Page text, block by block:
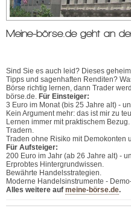
Meine-börse.de geht an
Sind Sie es auch leid? Dieses
Tipps und sagenhaften Renditen?
Börse richtig lernen, dann Trader
börse.de. Für Einsteiger:
3 Euro im Monat (bis 25 Jahre alt) -
Kein Argument mehr: das ist mir zu
Lernen immer mit praktischem
Tradern.
Traden ohne Risiko mit Demokonten
Für Aufsteiger:
200 Euro im Jahr (ab 26 Jahre alt) -
Erprobtes Hintergrundwissen.
Bewährte Handelsstrategien.
Moderne Handelsinstrumente -
Alles weitere auf meine-börse.de.